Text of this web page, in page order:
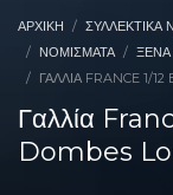
ΑΡΧΙΚΉ
ΣΥΛΛΕΚΤΙΚΆ
ΝΟΜΙΣΜΑΤΑ
ΞΈΝΑ
ΓΑΛΛΊΑ FRANCE 1/
Γαλλία
Dombes